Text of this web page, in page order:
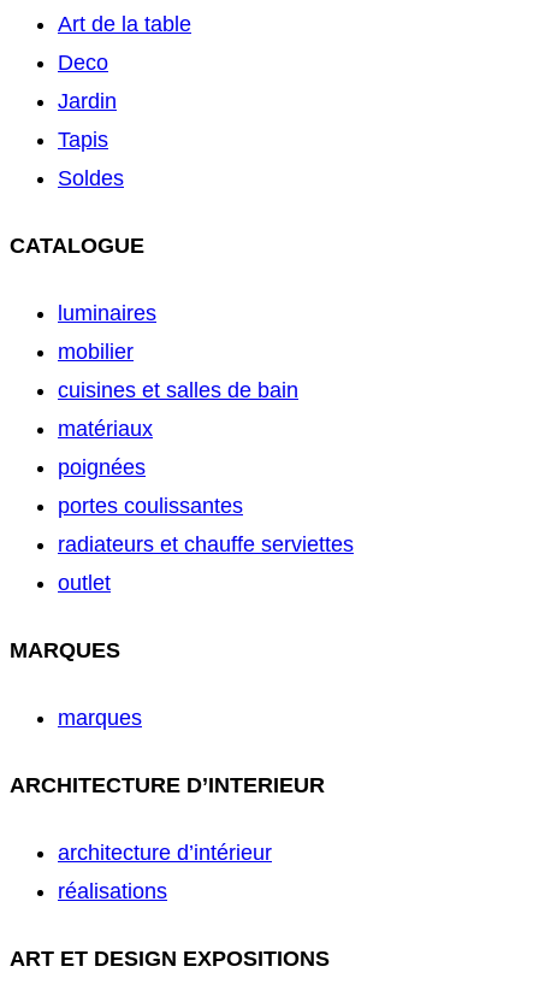
Art de la table
Deco
Jardin
Tapis
Soldes
CATALOGUE
luminaires
mobilier
cuisines et salles de bain
matériaux
poignées
portes coulissantes
radiateurs et chauffe serviettes
outlet
MARQUES
marques
ARCHITECTURE D’INTERIEUR
architecture d’intérieur
réalisations
ART ET DESIGN EXPOSITIONS